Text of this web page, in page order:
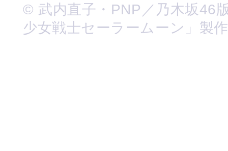
© 武内直子・PNP／乃木坂46
少女戦士セーラームーン」製